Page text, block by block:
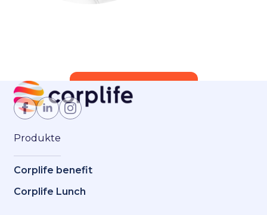
Jetzt Mitglied werden
Produkte
Corplife benefit
Corplife Lunch